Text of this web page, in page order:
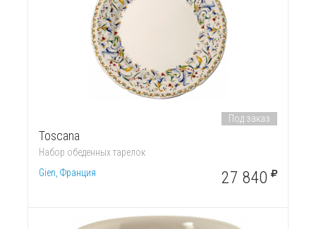
Toscana
Набор обеденных тарелок
Gien, Франция
Под заказ
27 840